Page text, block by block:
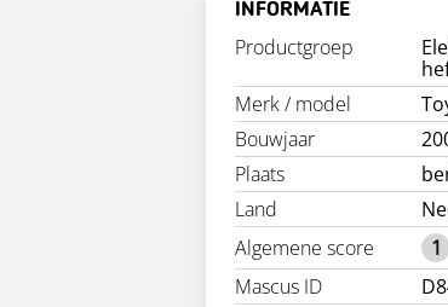
INFORMATIE
Productgroep
Merk / model
Bouwjaar
Plaats
Land
Algemene score
1
Mascus ID